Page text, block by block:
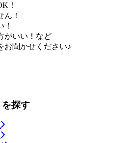
！
！
がいい！など
お聞かせください♪
探す